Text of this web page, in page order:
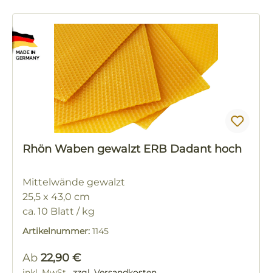
Rhön Waben gewalzt ERB Dadant hoch
Mittelwände gewalzt
25,5 x 43,0 cm
ca. 10 Blatt / kg
Artikelnummer: 1145
Regulärer Preis:
Ab 22,90 €